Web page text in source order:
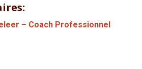
– Coach Professionnel